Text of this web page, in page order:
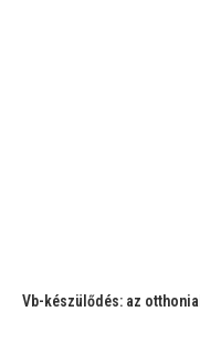
Vb-készülődés: az